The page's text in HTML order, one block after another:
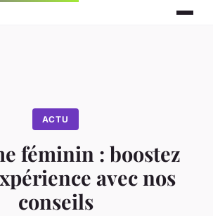
ACTU
féminin : boostez
avec nos
conseils